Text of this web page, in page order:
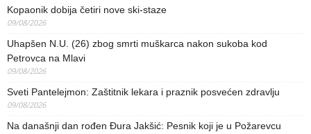
Kopaonik dobija četiri nove ski-staze
09/08/2026
Uhapšen N.U. (26) zbog smrti muškarca nakon sukoba kod
Petrovca na Mlavi
09/08/2026
Sveti Pantelejmon: Zaštitnik lekara i praznik posvećen zdravlju
09/08/2026
Na današnji dan rođen Đura Jakšić: Pesnik koji je u Požarevcu